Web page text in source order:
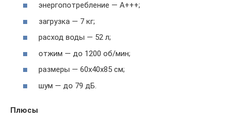
энергопотребление — A+++;
загрузка — 7 кг;
расход воды — 52 л;
отжим — до 1200 об/мин;
размеры — 60x40x85 см;
шум — до 79 дБ.
Плюсы